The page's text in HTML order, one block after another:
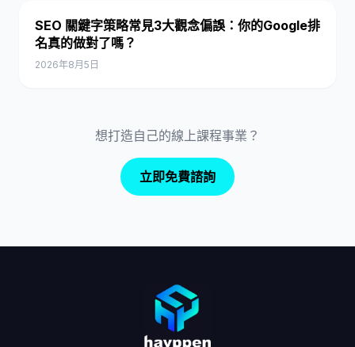
SEO 關鍵字策略常見3大觀念偏誤：你的Google排
名真的做對了嗎？
2026年8月5日
想打造自己的線上課程事業？
立即免費諮詢